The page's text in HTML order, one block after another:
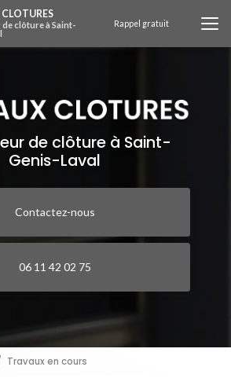
Rappel gratuit
de clôture à Saint-
Genis-Laval
Contactez-nous
06 11 42 02 75
Travaux en cours